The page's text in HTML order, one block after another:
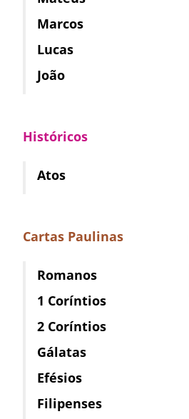
Marcos
Lucas
João
Históricos
Atos
Cartas Paulinas
Romanos
1 Coríntios
2 Coríntios
Gálatas
Efésios
Filipenses